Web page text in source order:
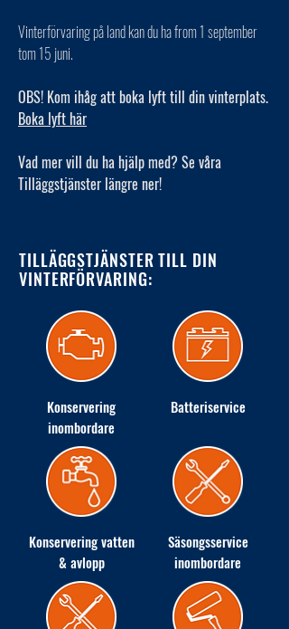
Vinterförvaring på land kan du ha from 1 september
tom 15 juni.
OBS! Kom ihåg att boka lyft till din vinterplats.
Boka lyft här
Vad mer vill du ha hjälp med? Se våra
Tilläggstjänster längre ner!
TILLÄGGSTJÄNSTER TILL DIN
VINTERFÖRVARING:
Konservering
inombordare
Batteriservice
Konservering vatten
& avlopp
Säsongsservice
inombordare